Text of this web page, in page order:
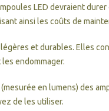
LED devraient
ainsi les coûts de
et durables. Elles
endommager.
en lumens) des
de les utiliser.